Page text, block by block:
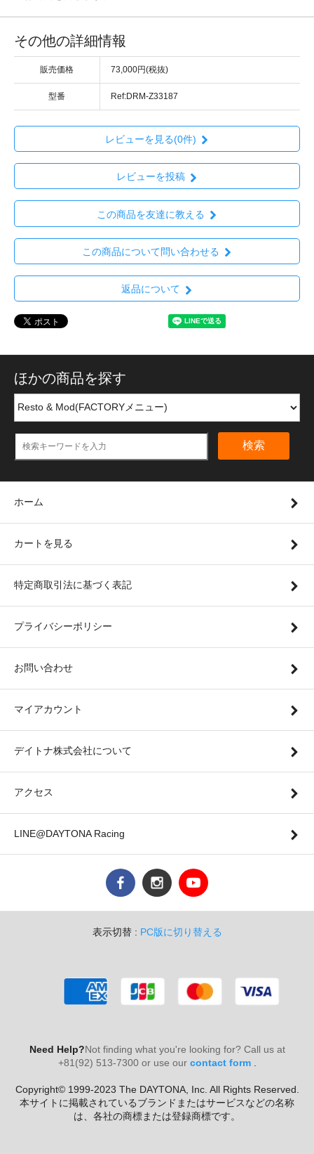
その他の詳細情報
販売価格 73,000円(税抜)
型番 Ref:DRM-Z33187
レビューを見る(0件)
レビューを投稿
この商品を友達に教える
この商品について問い合わせる
返品について
ほかの商品を探す
検索
ホーム
カートを見る
特定商取引法に基づく表記
プライバシーポリシー
お問い合わせ
マイアカウント
デイトナ株式会社について
アクセス
LINE@DAYTONA Racing
表示切替 : PC版に切り替える
Need Help?Not finding what you're looking for? Call us at
+81(92) 513-7300 or use our contact form.
Copyright© 1999-2023 The DAYTONA, Inc. All Rights Reserved.
本サイトに掲載されているブランドまたはサービスなどの名称
は、各社の商標または登録商標です。